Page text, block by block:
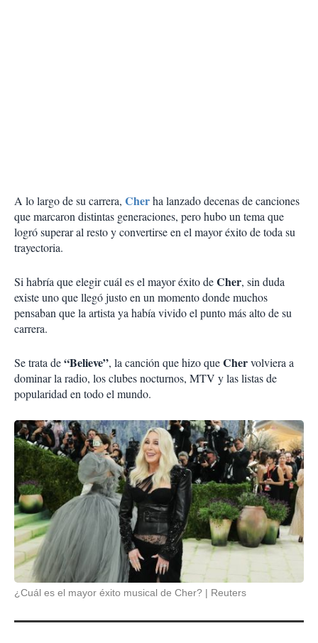
A lo largo de su carrera, Cherha lanzado decenas de canciones
que marcaron distintas generaciones, pero hubo un tema que
logró superar al resto y convertirse en el mayor éxito de toda su
trayectoria.
Si habría que elegir cuál es el mayor éxito deCher, sin duda
existe uno que llegó justo en un momento donde muchos
pensaban que la artista ya había vivido el punto más alto de su
carrera.
Se trata de“Believe”, la canción que hizo queChervolviera a
dominar la radio, los clubes nocturnos, MTV y las listas de
popularidad en todo el mundo.
¿Cuál es el mayor éxito musical de Cher? Reuters